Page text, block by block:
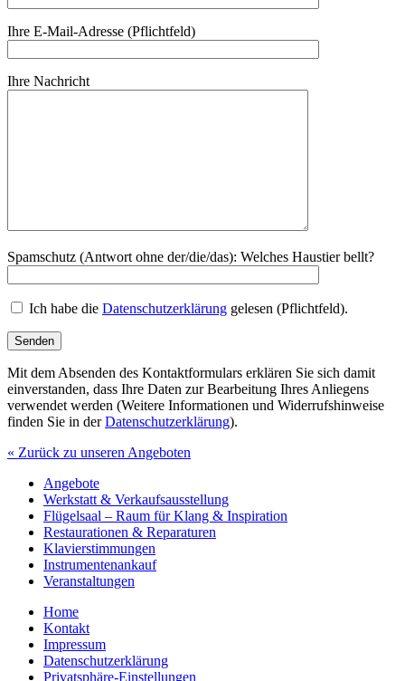
Ihre E-Mail-Adresse (Pflichtfeld)
Ihre Nachricht
Spamschutz (Antwort ohne der/die/das): Welches Haustier bellt?
Ich habe die Datenschutzerklärung gelesen (Pflichtfeld).
Mit dem Absenden des Kontaktformulars erklären Sie sich damit
einverstanden, dass Ihre Daten zur Bearbeitung Ihres Anliegens
verwendet werden (Weitere Informationen und Widerrufshinweise
finden Sie in derDatenschutzerklärung).
« Zurück zu unseren Angeboten
Angebote
Werkstatt & Verkaufsausstellung
Flügelsaal – Raum für Klang & Inspiration
Restaurationen & Reparaturen
Klavierstimmungen
Instrumentenankauf
Veranstaltungen
Home
Kontakt
Impressum
Datenschutzerklärung
Privatsphäre-Einstellungen